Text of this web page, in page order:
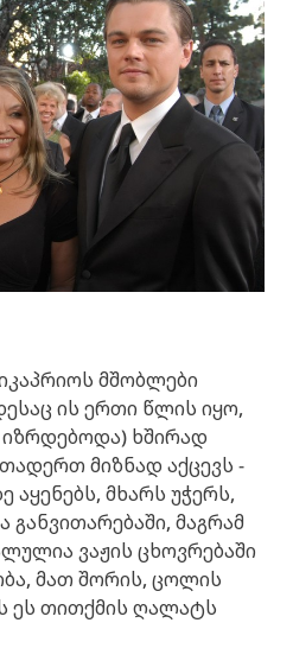
მშობლები
ის ერთი წლის იყო,
ხშირად
მიზნად აქცევს -
მხარს უჭერს,
განვითარებაში, მაგრამ
ვაჟის ცხოვრებაში
მათ შორის, ცოლის
ეს თითქმის ღალატს